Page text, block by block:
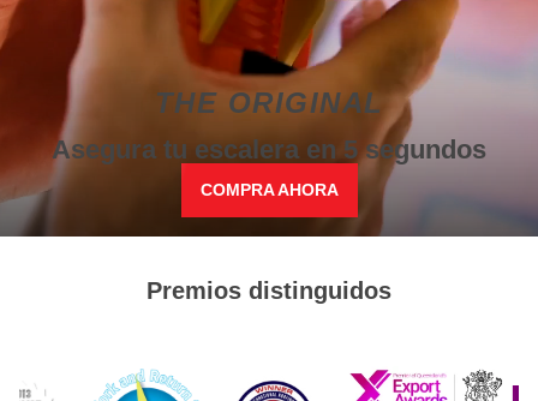
THE ORIGINAL
Asegura tu escalera en 5 segundos
COMPRA AHORA
Premios distinguidos